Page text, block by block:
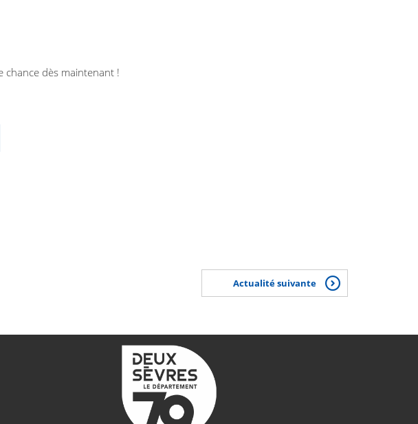
chance dès maintenant !
Actualité suivante